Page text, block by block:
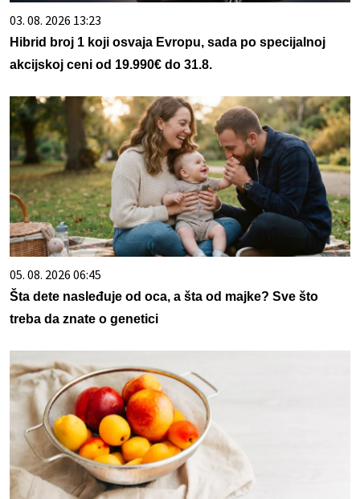
03. 08. 2026 13:23
Hibrid broj 1 koji osvaja Evropu, sada po specijalnoj
akcijskoj ceni od 19.990€ do 31.8.
05. 08. 2026 06:45
Šta dete nasleđuje od oca, a šta od majke? Sve što
treba da znate o genetici